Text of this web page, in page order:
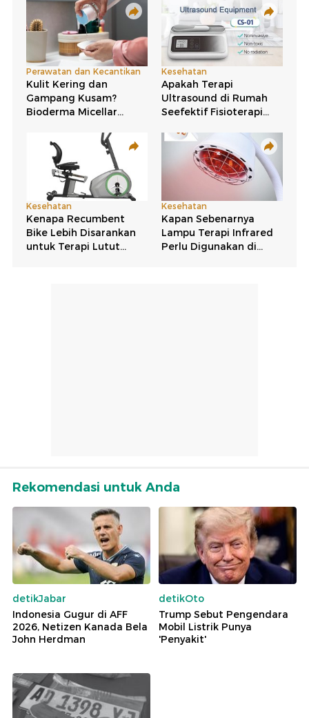
Rekomendasi untuk Anda
detikJabar
Indonesia Gugur di AFF
2026, Netizen Kanada Bela
John Herdman
detikOto
Trump Sebut Pengendara
Mobil Listrik Punya
'Penyakit'